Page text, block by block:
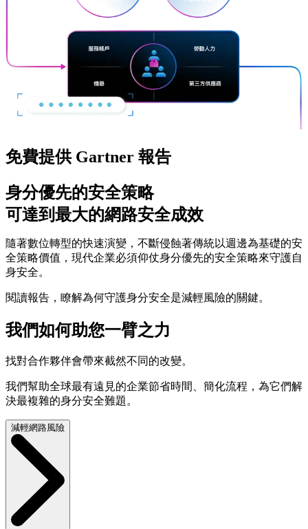
免費提供 Gartner 報告
身分優先的安全策略
可達到最大的網路安全成效
隨著數位轉型的快速演變，不斷侵蝕著傳統以週邊為基礎的安
全策略價值，現代企業必須仰仗身分優先的安全策略來守護自
身安全。
閱讀報告，瞭解為何守護身分安全是減輕風險的關鍵。
我們如何助您一臂之力
找對合作夥伴會帶來截然不同的改變。
我們幫助全球最有遠見的企業節省時間、簡化流程，為它們解
決最複雜的身分安全難題。
減輕網路風險